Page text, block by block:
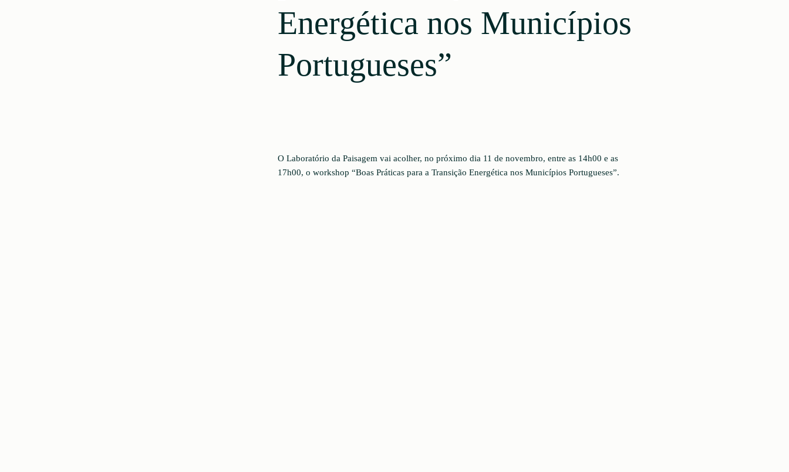
Energética nos Municípios
Portugueses”
O Laboratório da Paisagem vai acolher, no próximo dia 11 de novembro, entre as 14h00 e as
17h00, o workshop “Boas Práticas para a Transição Energética nos Municípios Portugueses”.